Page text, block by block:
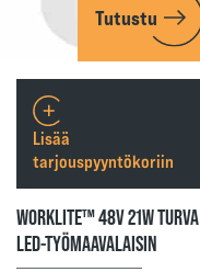
Tutustu
WORKLITE™ 48V 21W TURVA
LED-TYÖMAAVALAISIN
Lisää
tarjouspyyntökoriin